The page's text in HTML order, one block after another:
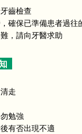
齒檢查
確保已準備患者過
，請向牙醫求助
走
勉強
有否出現不適